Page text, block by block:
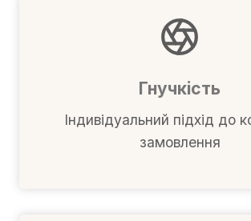
Гнучкість
Індивідуальний підхід до
замовлення